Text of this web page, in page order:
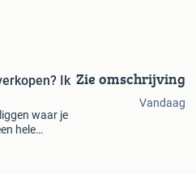
Ik
waar je
hele
Zie omschrijving
Vandaag